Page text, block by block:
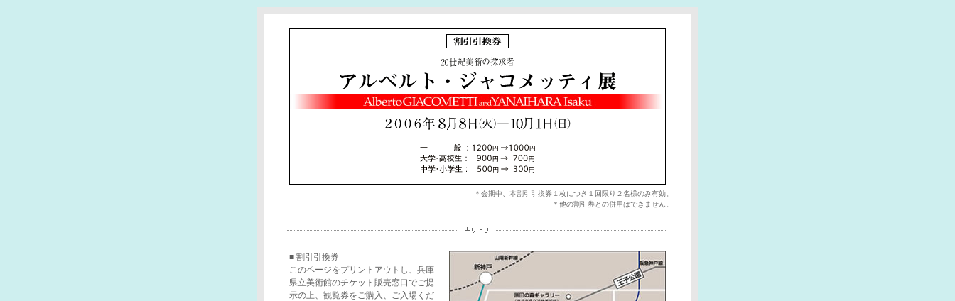
＊会期中、本割引引換券１枚につき１回限り２名様のみ有効。
＊他の割引券との併用はできません。
■ 割引引換券
このページをプリントアウトし、兵庫
県立美術館のチケット販売窓口でご提
示の上、観覧券をご購入、ご入場くだ